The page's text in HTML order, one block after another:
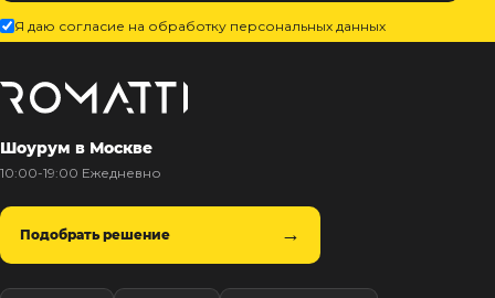
Я даю согласие на обработку персональных данных
Шоурум в Москве
10:00-19:00 Ежедневно
Подобрать решение